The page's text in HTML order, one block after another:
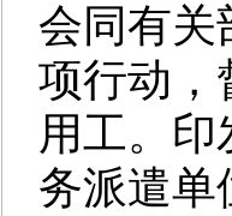
会同有关
项行动，
用工。
务派遣单